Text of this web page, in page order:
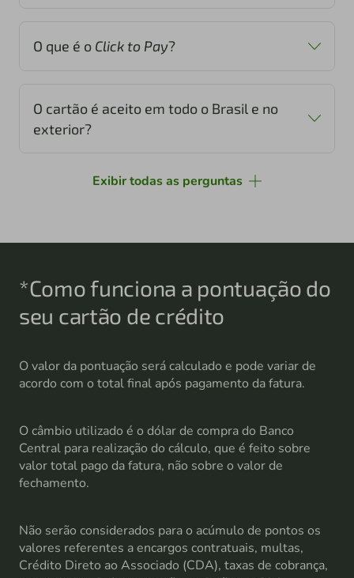
surpreenda.naotempreco.com.br
O que é o Click to Pay?
O cartão é aceito em todo o Brasil e no
exterior?
Exibir todas as perguntas
*Como funciona a pontuação do
seu cartão de crédito
O valor da pontuação será calculado e pode variar de
acordo com o total final após pagamento da fatura.
O câmbio utilizado é o dólar de compra do Banco
Central para realização do cálculo, que é feito sobre
valor total pago da fatura, não sobre o valor de
fechamento.
Não serão considerados para o acúmulo de pontos os
valores referentes a encargos contratuais, multas,
Crédito Direto ao Associado (CDA), taxas de cobrança,